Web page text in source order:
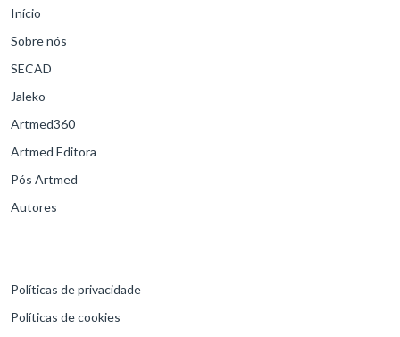
Início
Sobre nós
SECAD
Jaleko
Artmed360
Artmed Editora
Pós Artmed
Autores
Políticas de privacidade
Políticas de cookies